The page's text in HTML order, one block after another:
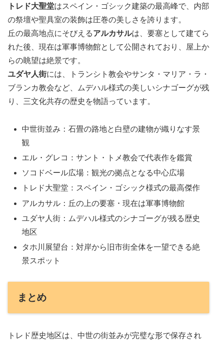
トレド大聖堂はスペイン・ゴシック建築の最高峰で、内部
の祭壇や聖具室の装飾は圧巻の美しさを誇ります。
丘の最高地点にそびえるアルカサルは、要塞として建てら
れた後、現在は軍事博物館として公開されており、屋上か
らの眺望は絶景です。
ユダヤ人街には、トランシト教会やサンタ・マリア・ラ・
ブランカ教会など、ムデハル様式の美しいシナゴーグが残
り、三文化共存の歴史を物語っています。
中世街並み：石畳の路地と白壁の建物が織りなす景
観
エル・グレコ：サント・トメ教会で代表作を鑑賞
ソコドベール広場：観光の拠点となる中心広場
トレド大聖堂：スペイン・ゴシック様式の最高傑作
アルカサル：丘の上の要塞・現在は軍事博物館
ユダヤ人街：ムデハル様式のシナゴーグが残る歴史
地区
タホ川展望台：対岸から旧市街全体を一望できる絶
景スポット
まとめ
トレド歴史地区は、中世の街並みが完璧な形で保存され